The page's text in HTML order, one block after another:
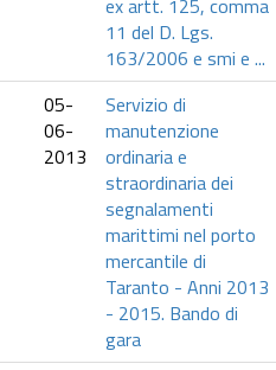
ex artt. 125, comma
11 del D. Lgs.
163/2006 e smi e ...
05-
06-
2013
Servizio di
manutenzione
ordinaria e
straordinaria dei
segnalamenti
marittimi nel porto
mercantile di
Taranto - Anni 2013
- 2015. Bando di
gara